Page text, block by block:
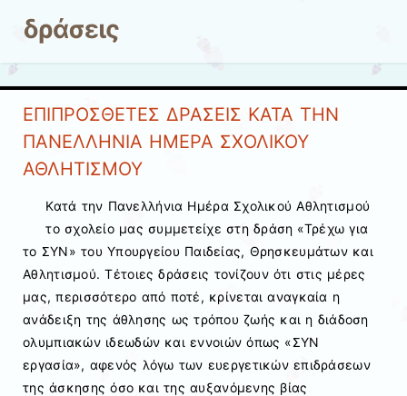
δράσεις
ΕΠΙΠΡΟΣΘΕΤΕΣ ΔΡΑΣΕΙΣ ΚΑΤΑ ΤΗΝ
ΠΑΝΕΛΛΗΝΙΑ ΗΜΕΡΑ ΣΧΟΛΙΚΟΥ
ΑΘΛΗΤΙΣΜΟΥ
Κατά την Πανελλήνια Ημέρα Σχολικού Αθλητισμού
το σχολείο μας συμμετείχε στη δράση «Τρέχω για
το ΣΥΝ» του Υπουργείου Παιδείας, Θρησκευμάτων και
Αθλητισμού. Τέτοιες δράσεις τονίζουν ότι στις μέρες
μας, περισσότερο από ποτέ, κρίνεται αναγκαία η
ανάδειξη της άθλησης ως τρόπου ζωής και η διάδοση
ολυμπιακών ιδεωδών και εννοιών όπως «ΣΥΝ
εργασία», αφενός λόγω των ευεργετικών επιδράσεων
της άσκησης όσο και της αυξανόμενης βίας